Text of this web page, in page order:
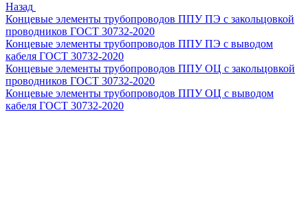
Назад
Концевые элементы трубопроводов ППУ ПЭ с закольцовкой
проводников ГОСТ 30732-2020
Концевые элементы трубопроводов ППУ ПЭ с выводом
кабеля ГОСТ 30732-2020
Концевые элементы трубопроводов ППУ ОЦ с закольцовкой
проводников ГОСТ 30732-2020
Концевые элементы трубопроводов ППУ ОЦ с выводом
кабеля ГОСТ 30732-2020